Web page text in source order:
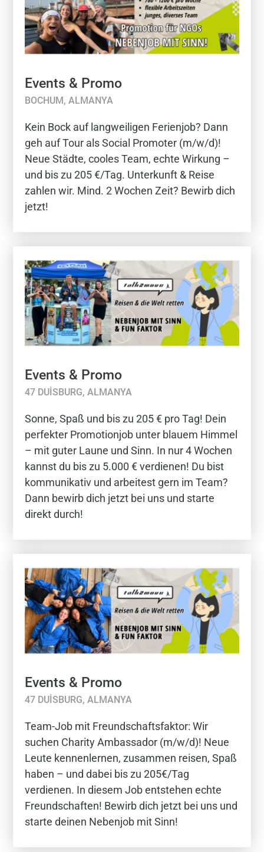
Events & Promo
BOCHUM, ALMANYA
Kein Bock auf langweiligen Ferienjob? Dann
geh auf Tour als Social Promoter (m/w/d)!
Neue Städte, cooles Team, echte Wirkung –
und bis zu 205 €/Tag. Unterkunft & Reise
zahlen wir. Mind. 2 Wochen Zeit? Bewirb dich
jetzt!
Events & Promo
47 DUISBURG, ALMANYA
Sonne, Spaß und bis zu 205 € pro Tag! Dein
perfekter Promotionjob unter blauem Himmel
– mit guter Laune und Sinn. In nur 4 Wochen
kannst du bis zu 5.000 € verdienen! Du bist
kommunikativ und arbeitest gern im Team?
Dann bewirb dich jetzt bei uns und starte
direkt durch!
Events & Promo
47 DUISBURG, ALMANYA
Team-Job mit Freundschaftsfaktor: Wir
suchen Charity Ambassador (m/w/d)! Neue
Leute kennenlernen, zusammen reisen, Spaß
haben – und dabei bis zu 205€/Tag
verdienen. In diesem Job entstehen echte
Freundschaften! Bewirb dich jetzt bei uns und
starte deinen Nebenjob mit Sinn!